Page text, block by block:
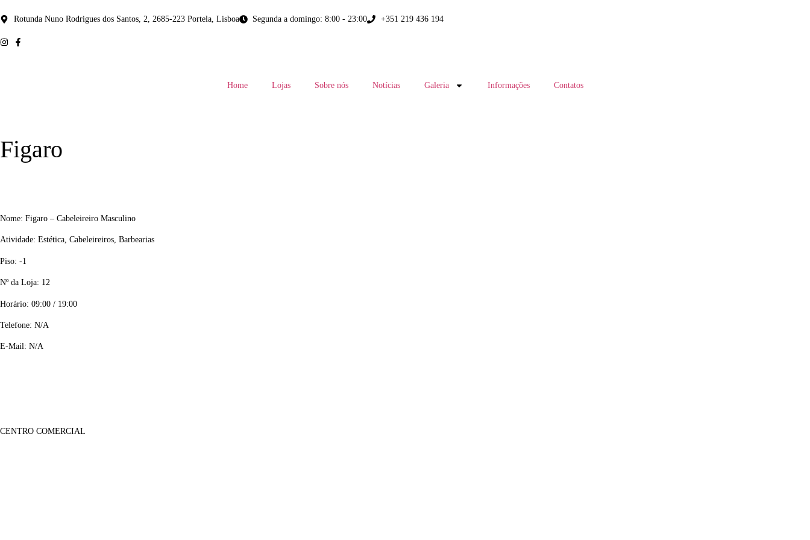
Rotunda Nuno Rodrigues dos Santos, 2, 2685-223 Portela, Lisboa Segunda a domingo: 8:00 - 23:00 +351 219 436 194
Home Lojas Sobre nós Notícias Galeria Informações Contatos
Figaro
Nome: Figaro – Cabeleireiro Masculino
Atividade: Estética, Cabeleireiros, Barbearias
Piso: -1
Nº da Loja: 12
Horário: 09:00 / 19:00
Telefone: N/A
E-Mail: N/A
CENTRO COMERCIAL